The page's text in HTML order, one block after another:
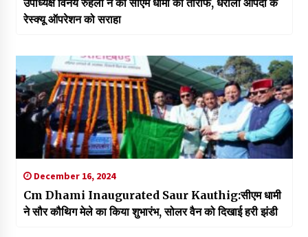
रेस्क्यू ऑपरेशन को सराहा
December 16, 2024
Cm Dhami Inaugurated Saur Kauthig:सीएम धामी
ने सौर कौथिग मेले का किया शुभारंभ, सोलर वैन को दिखाई हरी झंडी